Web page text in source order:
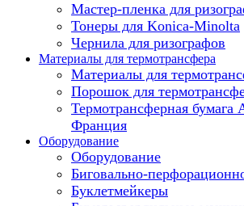
Мастер-пленка для
Тонеры для Konica-Minolta
Чернила для ризографов
Материалы для термотрансфера
Материалы для
Порошок для
Термотрансферная бумага
Франция
Оборудование
Оборудование
Биговально-
Буклетмейкеры